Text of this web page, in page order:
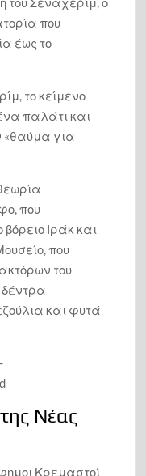
που
έως το
το κείμενο
παλάτι και
«θαύμα για
που
Ιράκ και
που
του
και φυτά
Νέας
Κρεμαστοί